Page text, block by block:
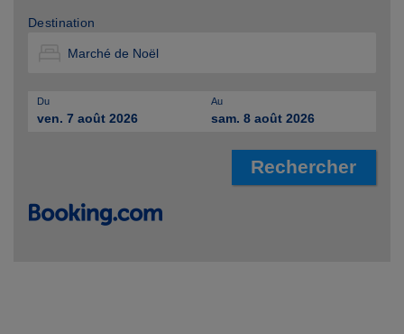
Destination
Du
ven. 7 août 2026
Au
sam. 8 août 2026